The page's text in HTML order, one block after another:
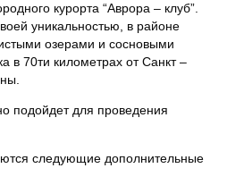
курорта “Аврора – клуб”.
уникальностью, в районе
озерами и сосновыми
в 70ти километрах от Санкт –
подойдет для проведения
следующие дополнительные